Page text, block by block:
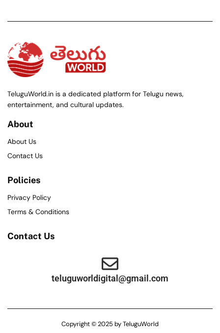
TeluguWorld.in is a dedicated platform for Telugu news,
entertainment, and cultural updates.
About
About Us
Contact Us
Policies
Privacy Policy
Terms & Conditions
Contact Us
teluguworldigital@gmail.com
Copyright © 2025 by TeluguWorld